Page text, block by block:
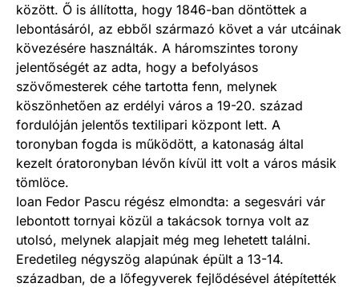
között. Ő is állította, hogy 1846-ban döntöttek a
lebontásáról, az ebből származó követ a vár utcáinak
kövezésére használták. A háromszintes torony
jelentőségét az adta, hogy a befolyásos
szövőmesterek céhe tartotta fenn, melynek
köszönhetően az erdélyi város a 19-20. század
fordulóján jelentős textilipari központ lett. A
toronyban fogda is működött, a katonaság által
kezelt óratoronyban lévőn kívül itt volt a város másik
tömlöce.
Ioan Fedor Pascu régész elmondta: a segesvári vár
lebontott tornyai közül a takácsok tornya volt az
utolsó, melynek alapjait még meg lehetett találni.
Eredetileg négyszög alapúnak épült a 13-14.
században, de a lőfegyverek fejlődésével átépítették